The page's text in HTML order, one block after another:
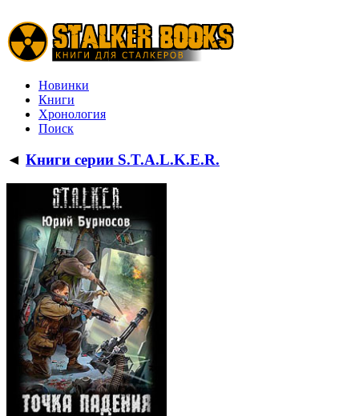
Новинки
Книги
Хронология
Поиск
◄ Книги серии S.T.A.L.K.E.R.